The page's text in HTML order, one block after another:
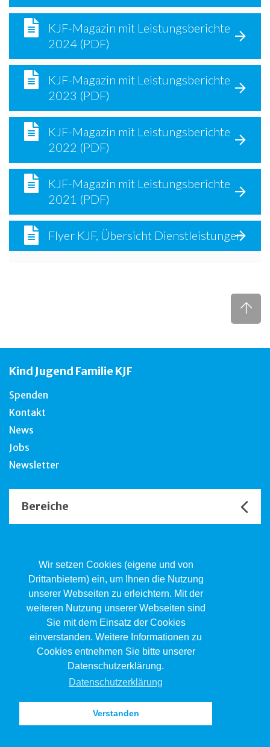
Wir setzen Cookies (eigene und von
Drittanbietern) ein, um Ihnen die Nutzung
unserer Webseiten zu erleichtern. Mit der
weiteren Nutzung unserer Webseiten sind
Sie mit dem Einsatz der Cookies
einverstanden. Weitere Informationen zu
Cookies entnehmen Sie bitte unserer
Datenschutzerklärung.
Datenschutzerklärung
Verstanden
KJF-Magazin mit Leistungsberichte
2024 (PDF)
KJF-Magazin mit Leistungsberichte
2023 (PDF)
KJF-Magazin mit Leistungsberichte
2022 (PDF)
KJF-Magazin mit Leistungsberichte
2021 (PDF)
Flyer KJF, Übersicht Dienstleistungen
Kind Jugend Familie KJF
Spenden
Kontakt
News
Jobs
Newsletter
Bereiche
Kind.Jugend.Familie KJF
Poststrasse 2, Postfach, 4410 Liestal
061 551 17 77
kjf@jsw.swiss